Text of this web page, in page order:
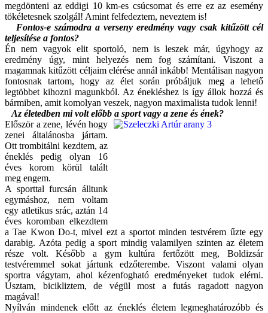
megdönteni az eddigi 10 km-es csúcsomat és erre ez az esemény
tökéletesnek szolgál! Amint felfedeztem, neveztem is!
Fontos-e számodra a verseny eredmény vagy csak kitűzött cél
teljesítése a fontos?
Én nem vagyok elit sportoló, nem is leszek már, úgyhogy az
eredmény úgy, mint helyezés nem fog számítani. Viszont a
magamnak kitűzött céljaim elérése annál inkább! Mentálisan nagyon
fontosnak tartom, hogy az élet során próbáljuk meg a lehető
legtöbbet kihozni magunkból. Az énekléshez is így állok hozzá és
bármiben, amit komolyan veszek, nagyon maximalista tudok lenni!
Az életedben mi volt előbb a sport vagy a zene és ének?
Először a zene, lévén hogy
zenei általánosba jártam.
Ott trombitálni kezdtem, az
éneklés pedig olyan 16
éves korom körül talált
meg engem.
A sporttal furcsán álltunk
egymáshoz, nem voltam
egy atletikus srác, aztán 14
éves koromban elkezdtem
a Tae Kwon Do-t, mivel ezt a sportot minden testvérem űzte egy
darabig. Azóta pedig a sport mindig valamilyen szinten az életem
része volt. Később a gym kultúra fertőzött meg, Boldizsár
testvéremmel sokat jártunk edzőterembe. Viszont valami olyan
sportra vágytam, ahol kézenfogható eredményeket tudok elérni.
Úsztam, bicikliztem, de végül most a futás ragadott nagyon
magával!
Nyílván mindenek előtt az éneklés életem legmeghatározóbb és